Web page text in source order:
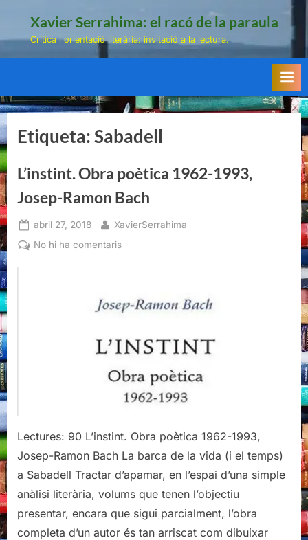
Xavier Serrahima: el racó de la paraula
Crítica i orientació literària: invitació a la lectura.
Etiqueta:Sabadell
L’instint. Obra poètica 1962-1993,
Josep-Ramon Bach
Posted
on
abril 27, 2018 By
XavierSerrahima
No hi ha comentarisa
1962-
Josep-
Ramon
Bach
Lectures: 90 L’instint. Obra poètica 1962-1993,
Josep-Ramon Bach La barca de la vida (i el temps)
a Sabadell Tractar d’apamar, en l’espai d’una simple
anàlisi literària, volums que tenen l’objectiu
presentar, encara que sigui parcialment, l’obra
completa d’un autor és tan arriscat com dibuixar